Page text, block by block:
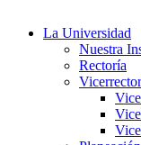
La Universidad
Nuestra
Rectoría